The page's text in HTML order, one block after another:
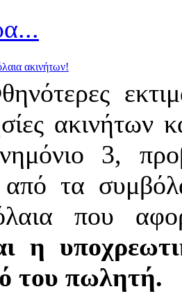
ακινήτων!
ακινήτων
3,
τα
που
η
του πωλητή.